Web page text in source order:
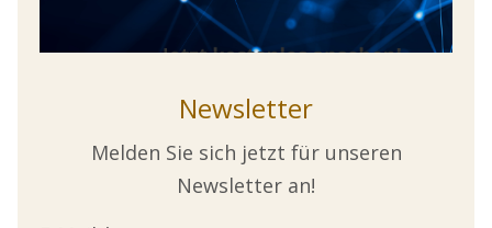
Newsletter
Melden Sie sich jetzt für unseren
Newsletter an!